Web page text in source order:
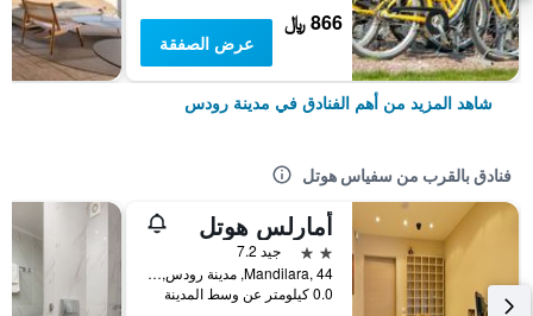
866 ﷼
عرض الصفقة
شاهد المزيد من أهم الفنادق في مدينة رودس
فنادق بالقرب من سفياس هوتل
أمارلس هوتل
2 نجمتين
جيد 7.2
Mandilara, 44, مدينة رودس, اليونان
0.0 كيلومتر عن وسط المدينة